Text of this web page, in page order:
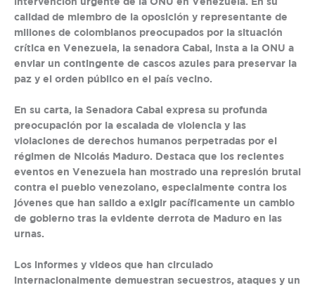
intervención urgente de la ONU en Venezuela. En su
calidad de miembro de la oposición y representante de
millones de colombianos preocupados por la situación
crítica en Venezuela, la senadora Cabal, insta a la ONU a
enviar un contingente de cascos azules para preservar la
paz y el orden público en el país vecino.
En su carta, la Senadora Cabal expresa su profunda
preocupación por la escalada de violencia y las
violaciones de derechos humanos perpetradas por el
régimen de Nicolás Maduro. Destaca que los recientes
eventos en Venezuela han mostrado una represión brutal
contra el pueblo venezolano, especialmente contra los
jóvenes que han salido a exigir pacíficamente un cambio
de gobierno tras la evidente derrota de Maduro en las
urnas.
Los informes y videos que han circulado
internacionalmente demuestran secuestros, ataques y un